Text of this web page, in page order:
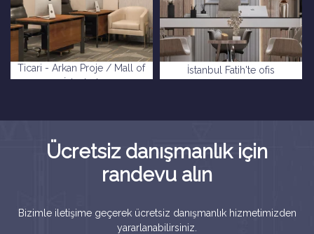
Ticari - Arkan Proje / Mall of
İstanbul
İstanbul Fatih'te ofis
Ücretsiz danışmanlık için
randevu alın
Bizimle iletişime geçerek ücretsiz danışmanlık hizmetimizden
yararlanabilirsiniz.